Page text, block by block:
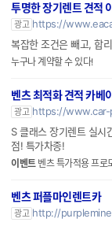
투명한 장기렌트 견적
광고 https://
복잡한 조건은 빼고, 합
누구나 계약할 수 있다!
벤츠 최적화 견적 카베이
광고 https://www.car-
S 클래스 장기렌트 실시
점! 특가차종!
이벤트벤츠 특가적용 프로
벤츠 퍼플마인렌트카
광고 http://